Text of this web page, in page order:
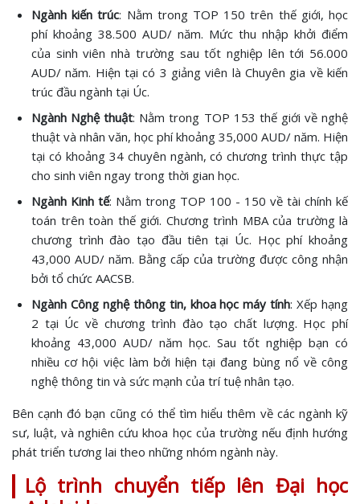
Ngành kiến trúc: Nằm trong TOP 150 trên thế giới, học
phí khoảng 38.500 AUD/ năm. Mức thu nhập khởi điểm
của sinh viên nhà trường sau tốt nghiệp lên tới 56.000
AUD/ năm. Hiện tại có 3 giảng viên là Chuyên gia về kiến
trúc đầu ngành tại Úc.
Ngành Nghệ thuật: Nằm trong TOP 153 thế giới về nghệ
thuật và nhân văn, học phí khoảng 35,000 AUD/ năm. Hiện
tại có khoảng 34 chuyên ngành, có chương trình thực tập
cho sinh viên ngay trong thời gian học.
Ngành Kinh tế: Nằm trong TOP 100 - 150 về tài chính kế
toán trên toàn thế giới. Chương trình MBA của trường là
chương trình đào tạo đầu tiên tại Úc. Học phí khoảng
43,000 AUD/ năm. Bằng cấp của trường được công nhận
bởi tổ chức AACSB.
Ngành Công nghệ thông tin, khoa học máy tính: Xếp hạng
2 tại Úc về chương trình đào tạo chất lượng. Học phí
khoảng 43,000 AUD/ năm học. Sau tốt nghiệp bạn có
nhiều cơ hội việc làm bởi hiện tại đang bùng nổ về công
nghệ thông tin và sức mạnh của trí tuệ nhân tạo.
Bên cạnh đó bạn cũng có thể tìm hiểu thêm về các ngành kỹ
sư, luật, và nghiên cứu khoa học của trường nếu định hướng
phát triển tương lai theo những nhóm ngành này.
Lộ trình chuyển tiếp lên Đại học